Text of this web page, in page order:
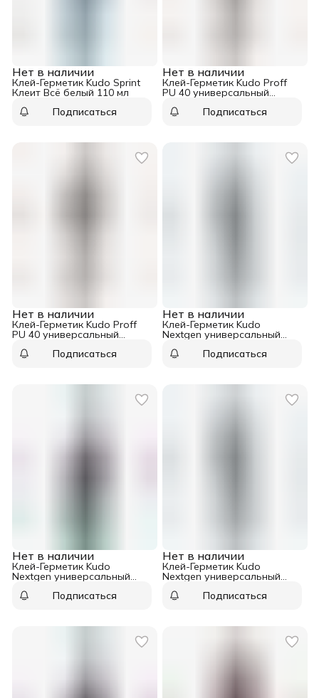
Нет в наличии
Клей-Герметик Kudo Sprint
Клеит Всё белый 110 мл
Подписаться
Нет в наличии
Клей-Герметик Kudo Proff
PU 40 универсальный
белый 600 млПодписаться
Нет в наличии
Клей-Герметик Kudo Proff
PU 40 универсальный
серый 600 млПодписаться
Нет в наличии
Клей-Герметик Kudo
Nextgen универсальный
Подписаться
Нет в наличии
Клей-Герметик Kudo
Nextgen универсальный
Подписаться
Нет в наличии
Клей-Герметик Kudo
Nextgen универсальный
Подписаться